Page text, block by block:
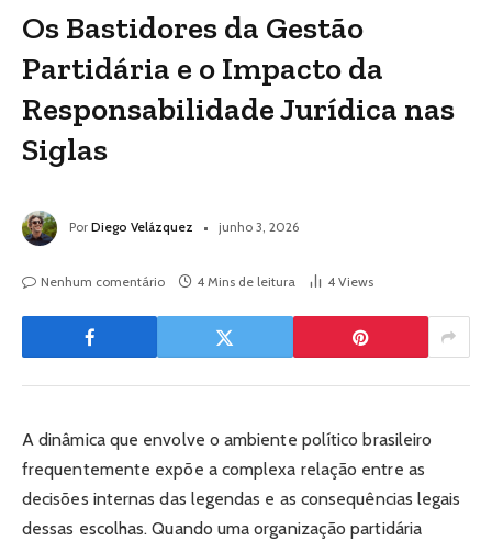
Os Bastidores da Gestão
Partidária e o Impacto da
Responsabilidade Jurídica nas
Siglas
Por Diego Velázquez junho 3, 2026
Nenhum comentário 4 Mins de leitura 4 Views
A dinâmica que envolve o ambiente político brasileiro
frequentemente expõe a complexa relação entre as
decisões internas das legendas e as consequências legais
dessas escolhas. Quando uma organização partidária